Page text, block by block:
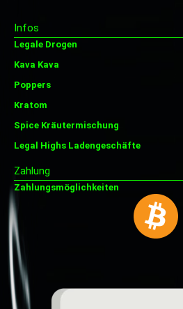
Infos
Legale Drogen
Kava Kava
Poppers
Kratom
Spice Kräutermischung
Legal Highs Ladengeschäfte
Zahlung
Zahlungsmöglichkeiten